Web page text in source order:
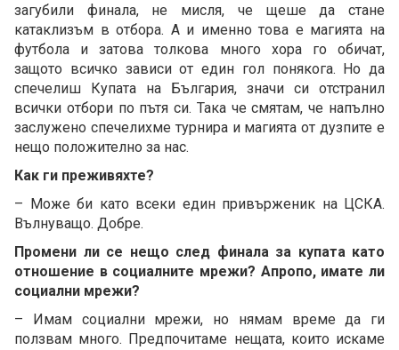
загубили финала, не мисля, че щеше да стане
катаклизъм в отбора. А и именно това е магията на
футбола и затова толкова много хора го обичат,
защото всичко зависи от един гол понякога. Но да
спечелиш Купата на България, значи си отстранил
всички отбори по пътя си. Така че смятам, че напълно
заслужено спечелихме турнира и магията от дузпите е
нещо положително за нас.
Как ги преживяхте?
– Може би като всеки един привърженик на ЦСКА.
Вълнуващо. Добре.
Промени ли се нещо след финала за купата като
отношение в социалните мрежи? Апропо, имате ли
социални мрежи?
– Имам социални мрежи, но нямам време да ги
ползвам много. Предпочитаме нещата, които искаме